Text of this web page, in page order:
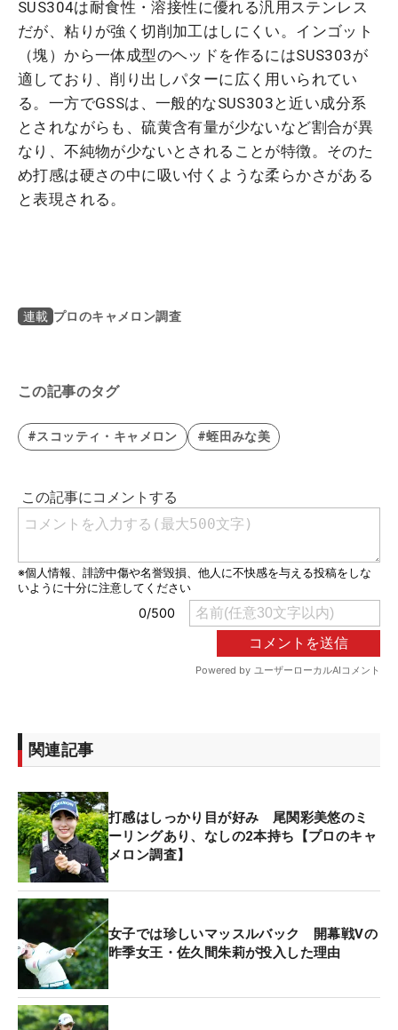
SUS304は耐食性・溶接性に優れる汎用ステンレス
だが、粘りが強く切削加工はしにくい。インゴット
（塊）から一体成型のヘッドを作るにはSUS303が
適しており、削り出しパターに広く用いられてい
る。一方でGSSは、一般的なSUS303と近い成分系
とされながらも、硫黄含有量が少ないなど割合が異
なり、不純物が少ないとされることが特徴。そのた
め打感は硬さの中に吸い付くような柔らかさがある
と表現される。
連載 プロのキャメロン調査
この記事のタグ
#スコッティ・キャメロン #蛭田みな美
関連記事
打感はしっかり目が好み 尾関彩美悠のミ
ーリングあり、なしの2本持ち【プロのキャ
メロン調査】
女子では珍しいマッスルバック 開幕戦Vの
昨季女王・佐久間朱莉が投入した理由